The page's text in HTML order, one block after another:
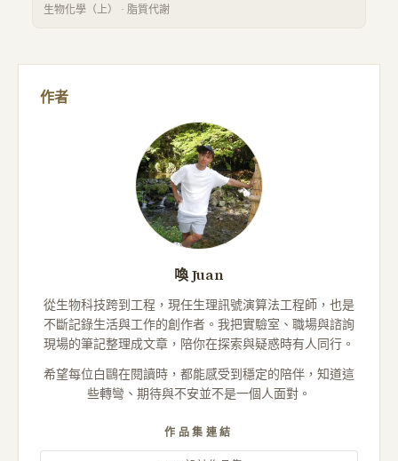
生物化學（上） · 脂質代謝
作者
喚 Juan
從生物科技跨到工程，現任生理訊號演算法工程師，也是
不斷記錄生活與工作的創作者。我把實驗室、職場與諮詢
現場的筆記整理成文章，陪你在探索與疑惑時有人同行。
希望每位白鷗在閱讀時，都能感受到穩定的陪伴，知道這
些轉彎、期待與不安並不是一個人面對。
作品集連結